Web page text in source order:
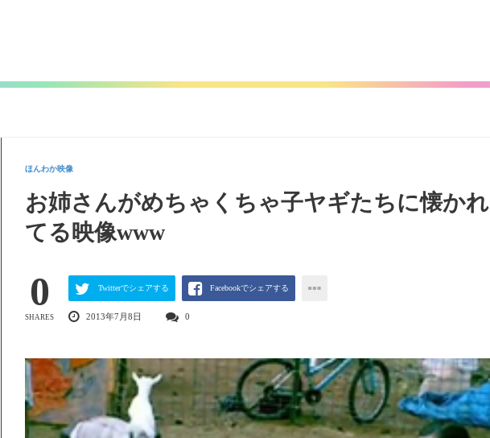
ほんわか映像
お姉さんがめちゃくちゃ子ヤギたちに懐かれ
てる映像www
0
SHARES
Twitterでシェアする Facebookでシェアする
2013年7月8日 0